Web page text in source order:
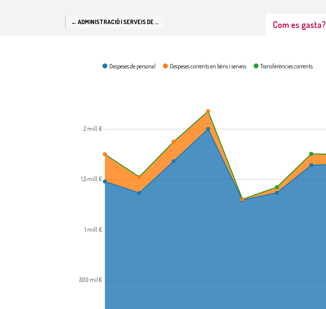
← ADMINISTRACIÓ I SERVEIS DE SUPORT A L'ENSENYAMENT Com es gasta?
Despeses de personal Despeses corrents en béns i serveis Transferències corrents
500 mil €
1 mill. €
1,5 mill. €
2 mill. €